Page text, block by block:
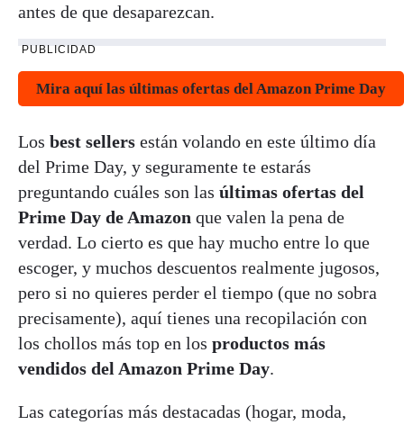
antes de que desaparezcan.
PUBLICIDAD
Mira aquí las últimas ofertas del Amazon Prime Day
Los best sellers están volando en este último día
del Prime Day, y seguramente te estarás
preguntando cuáles son las últimas ofertas del
Prime Day de Amazon que valen la pena de
verdad. Lo cierto es que hay mucho entre lo que
escoger, y muchos descuentos realmente jugosos,
pero si no quieres perder el tiempo (que no sobra
precisamente), aquí tienes una recopilación con
los chollos más top en los productos más
vendidos del Amazon Prime Day.
Las categorías más destacadas (hogar, moda,